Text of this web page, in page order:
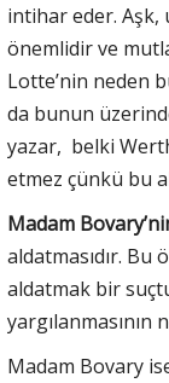
intihar eder.
önemlidir ve
Lotte’nin neden
da bunun
yazar, belki
etmez çünkü bu
Madam
aldatmasıdır.
aldatmak bir
yargılanmasının
Madam Bovary